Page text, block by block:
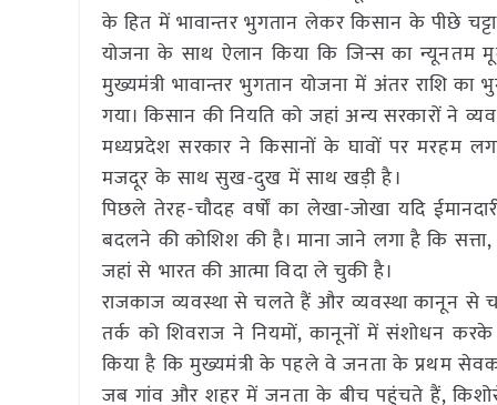
के हित में भावान्तर भुगतान लेकर किसान के पीछे
योजना के साथ ऐलान किया कि जिन्स का
मुख्यमंत्री भावान्तर भुगतान योजना में अंतर राशि
गया। किसान की नियति को जहां अन्य सरकारों ने
मध्यप्रदेश सरकार ने किसानों के घावों पर मरहम
मजदूर के साथ सुख-दुख में साथ खड़ी है।
पिछले तेरह-चौदह वर्षों का लेखा-जोखा यदि
बदलने की कोशिश की है। माना जाने लगा है कि
जहां से भारत की आत्मा विदा ले चुकी है।
राजकाज व्यवस्था से चलते हैं और व्यवस्था कानून से
तर्क को शिवराज ने नियमों, कानूनों में संशोधन
किया है कि मुख्यमंत्री के पहले वे जनता के प्रथम
जब गांव और शहर में जनता के बीच पहुंचते हैं,